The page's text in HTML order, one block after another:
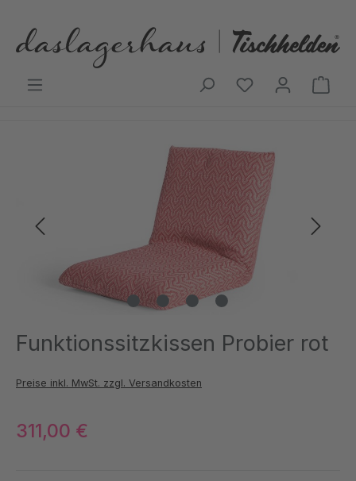
Bildergalerie überspringen
Funktionssitzkissen Probier rot
Preise inkl. MwSt. zzgl. Versandkosten
311,00 €